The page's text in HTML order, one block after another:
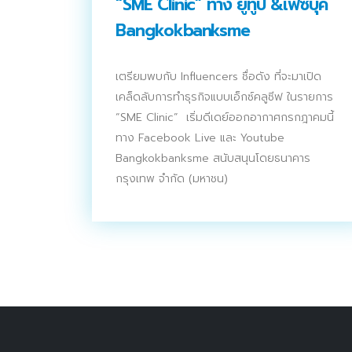
บริการของเรา
ประชาสัมพันธ์ผ่านสื่อออฟไลน์และสื่อออนไลน์
ผลงานของเรา
ผลิตสิ่งพิมพ์และที่เกี่ยวข้อง
พัฒนาผลิตภัณฑ์
Bangkokbanksme
เตรียมพบกับ Influencers ชื่อดัง ที่จะมาเปิด
เคล็ดลับการทำธุรกิจแบบเอ็กซ์คลูซีฟ ในรายการ
“SME Clinic” เริ่มดีเดย์ออกอากาศกรกฎาคมนี้
ทาง Facebook Live และ Youtube
Bangkokbanksme สนับสนุนโดยธนาคาร
กรุงเทพ จำกัด (มหาชน)